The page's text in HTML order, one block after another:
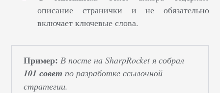
описание странички и не обязательно
включает ключевые слова.
Пример: В посте на SharpRocket я собрал
101 советпо разработке ссылочной
стратегии.